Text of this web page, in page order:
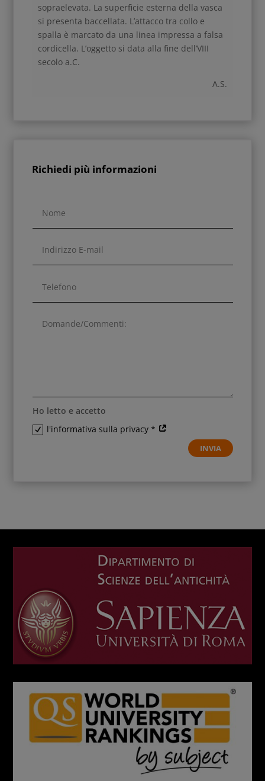
sopraelevata. La superficie esterna della vasca
si presenta baccellata. L’attacco tra collo e
spalla è marcato da una linea impressa a falsa
cordicella. L’oggetto si data alla fine dell’VIII
secolo a.C.
A.S.
Richiedi più informazioni
Ho letto e accetto
l'informativa sulla privacy *
INVIA